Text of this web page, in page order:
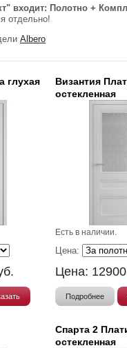
входит: Полотно +
отдельно!
Albero
глухая
Византия
остекленная
Есть в наличии.
Цена:
Цена: 12900
Подробнее
Спарта 2
остекленная